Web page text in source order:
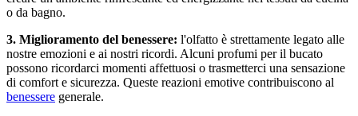
o da bagno.
3. Miglioramento del benessere: l'olfatto è strettamente legato alle
nostre emozioni e ai nostri ricordi. Alcuni profumi per il bucato
possono ricordarci momenti affettuosi o trasmetterci una sensazione
di comfort e sicurezza. Queste reazioni emotive contribuiscono al
benessere generale.